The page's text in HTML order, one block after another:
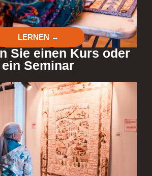
LERNEN →
Sie einen Kurs oder
ein Seminar